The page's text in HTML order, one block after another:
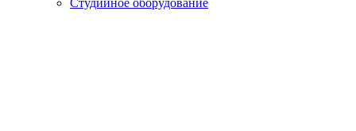
Студийное оборудование